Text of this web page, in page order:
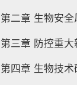
第二章 生物安
第三章 防控重
第四章 生物技